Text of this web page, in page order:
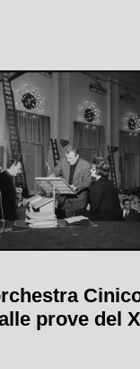
prove del